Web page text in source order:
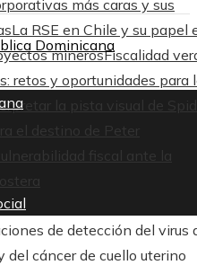
más caras y sus
La RSE en Chile y su papel
minerosFiscalidad
retos y oportunidades para
la pista visual de
el destino de Peter
fiscal ante la
de detección del virus
del cáncer de cuello uterino